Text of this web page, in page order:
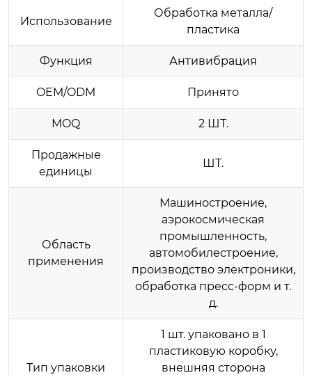
Использование
Обработка металла/
пластика
Функция Антивибрация
OEM/ODM Принято
MOQ 2 ШТ.
Продажные
единицы
ШТ.
Область
применения
Машиностроение,
аэрокосмическая
промышленность,
автомобилестроение,
производство электроники,
обработка пресс-форм и т.
д.
Тип упаковки
1 шт. упаковано в 1
пластиковую коробку,
внешняя сторона